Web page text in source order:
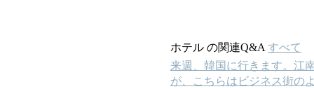
ホテル の関連Q&Aすべて
来週、韓国に行きます。江
が、こちらはビジネス街の